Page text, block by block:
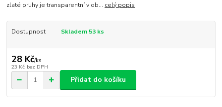
zlaté pruhy je transparentní v ob... celý popis
Dostupnost Skladem 53 ks
28 Kč/ks
23 Kč bez DPH
Přidat do košíku